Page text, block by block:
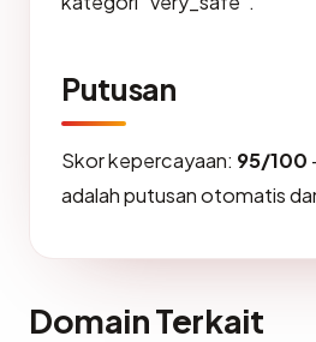
Putusan
Skor kepercayaan: 95/100
adalah putusan otomatis
Domain Terkait